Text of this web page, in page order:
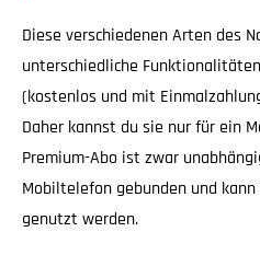
Diese verschiedenen Arten des
unterschiedliche
(kostenlos und mit
Daher kannst du sie nur für ein
Premium-Abo ist zwar
Mobiltelefon gebunden und
genutzt werden.